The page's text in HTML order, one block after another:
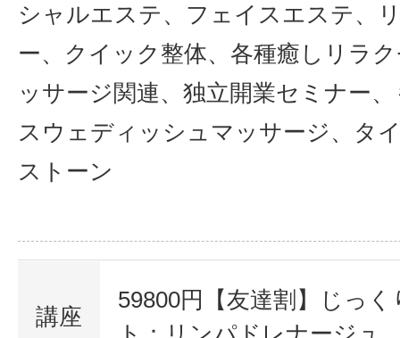
シャルエステ、フェイスエステ、
ー、クイック整体、各種癒しリラ
ッサージ関連、独立開業セミナー
スウェディッシュマッサージ、タ
ストーン
講座
59800円【友達割】じっ